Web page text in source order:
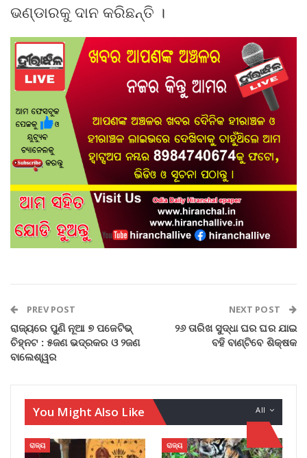
ଭଣ୍ଡାରକୁ ଦାନ କରିଛନ୍ତି ।
PREV POST
ରାଜ୍ୟରେ ପୁଣି ନୂଆ ୭ ପଜେଟିଭ୍
ଚିହ୍ନଟ : ୫ଜଣ ଭଦ୍ରକର ଓ ୨ଜଣ
ବାଲେଶ୍ୱର
NEXT POST
୨୬ ତାରିଖ ସୁଦ୍ଧା ଘର ଘର ଯାଇ
ବହି ବାଣ୍ଟିବେ ଶିକ୍ଷକ
All
You Might Also Like
ରାଜ୍ୟ ରାଜ୍ୟ